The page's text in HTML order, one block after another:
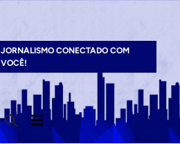
JORNALISMO CONECTADO COM
VOCÊ!
Open
Search
Main
Menu